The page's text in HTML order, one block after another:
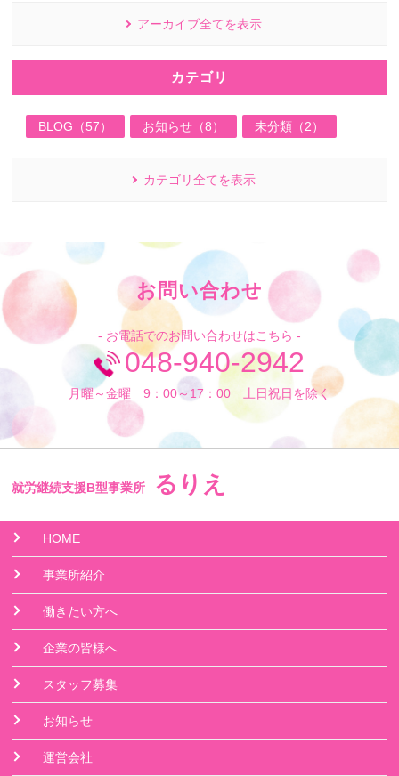
アーカイブ全てを表示
カテゴリ
BLOG（57） お知らせ（8） 未分類（2）
カテゴリ全てを表示
お問い合わせ
- お電話でのお問い合わせはこちら -
048-940-2942
月曜～金曜 9：00～17：00 土日祝日を除く
就労継続支援B型事業所 るりえ
HOME
事業所紹介
働きたい方へ
企業の皆様へ
スタッフ募集
お知らせ
運営会社